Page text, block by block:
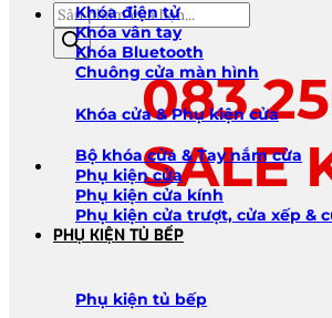
Tìm
kiếm
sản
phẩm
SALE
Khóa điện tử
Khóa vân tay
Khóa Bluetooth
Chuông cửa màn hình
Khóa cửa & Phụ kiện cửa
Bộ khóa cửa & Tay nắm cửa
Phụ kiện cửa
Phụ kiện cửa kính
Phụ kiện cửa trượt, cửa xếp &
PHỤ KIỆN TỦ BẾP
Phụ kiện tủ bếp